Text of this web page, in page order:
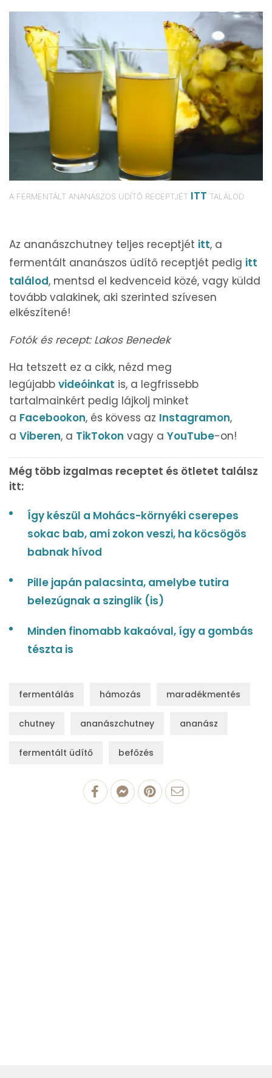
A FERMENTÁLT ANANÁSZOS ÜDÍTŐ RECEPTJÉT ITT TALÁLOD
Az ananászchutney teljes receptjét itt, a
fermentált ananászos üdítő receptjét pedig itt
találod, mentsd el kedvenceid közé, vagy küldd
tovább valakinek, aki szerinted szívesen
elkészítené!
Fotók és recept: Lakos Benedek
Ha tetszett ez a cikk, nézd meg
legújabb videóinkat is, a legfrissebb
tartalmainkért pedig lájkolj minket
a Facebookon, és kövess az Instagramon,
a Viberen, a TikTokon vagy a YouTube-on!
Még több izgalmas receptet és ötletet találsz
itt:
Így készül a Mohács-környéki cserepes
sokac bab, ami zokon veszi, ha köcsögös
babnak hívod
Pille japán palacsinta, amelybe tutira
belezúgnak a szinglik (is)
Minden finomabb kakaóval, így a gombás
tészta is
fermentálás hámozás maradékmentés
chutney ananászchutney ananász
fermentált üdítő befőzés